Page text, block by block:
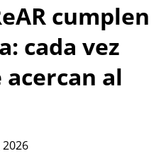
cumplen
cada vez
acercan al
2026